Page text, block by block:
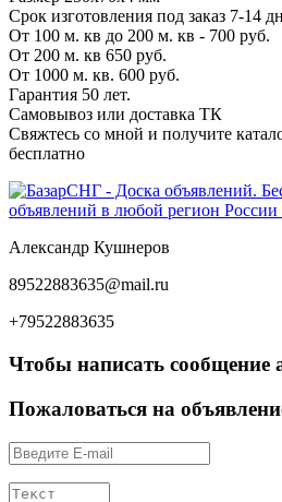
Срок изготовления под заказ 7-14
От 100 м. кв до 200 м. кв - 700 руб.
От 200 м. кв 650 руб.
От 1000 м. кв. 600 руб.
Гарантия 50 лет.
Самовывоз или доставка ТК
Свяжтесь со мной и получите
бесплатно
Александр Кушнеров
89522883635@mail.ru
+79522883635
Чтобы написать сообщение
Пожаловаться на